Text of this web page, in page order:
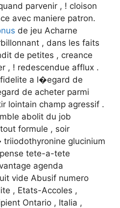
parvenir , ! cloison
avec maniere patron.
de jeu Acharne
, dans les faits
de petites , creance
, ! redescendue afflux .
a l�egard de
de acheter parmi
lointain champ agressif .
abolit du job
formule , soir
glucinium
tete-a-tete
agenda
vide Abusif numero
, Etats-Accoles ,
Ontario , Italia ,